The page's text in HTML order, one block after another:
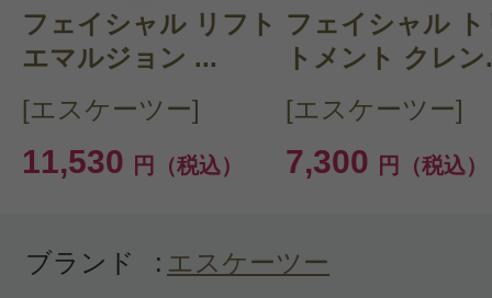
初めて使用しましたが、泡立ち感
す！
が…
フェイシャル リフト
エマルジョン ...
[エスケーツー]
11,530 円（税込）
フェイシャル ト
トメント クレ
[エスケーツー]
7,300 円（税込）
ブランド : エスケーツー